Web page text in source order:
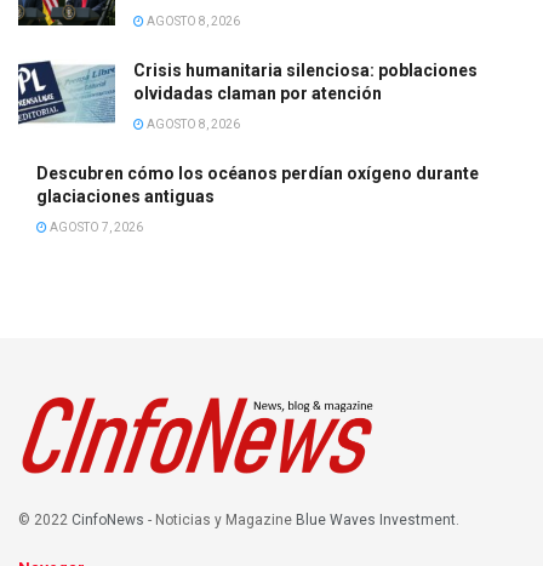
AGOSTO 8, 2026
Crisis humanitaria silenciosa: poblaciones
olvidadas claman por atención
AGOSTO 8, 2026
Descubren cómo los océanos perdían oxígeno durante
glaciaciones antiguas
AGOSTO 7, 2026
© 2022 CinfoNews - Noticias y Magazine Blue Waves Investment